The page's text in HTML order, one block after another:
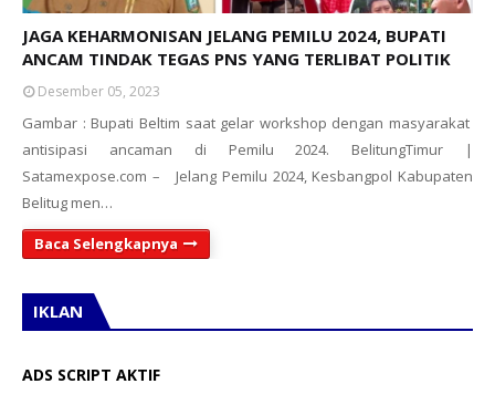
JAGA KEHARMONISAN JELANG PEMILU 2024, BUPATI
ANCAM TINDAK TEGAS PNS YANG TERLIBAT POLITIK
Desember 05, 2023
Gambar : Bupati Beltim saat gelar workshop dengan masyarakat
antisipasi ancaman di Pemilu 2024. BelitungTimur |
Satamexpose.com – Jelang Pemilu 2024, Kesbangpol Kabupaten
Belitug men…
Baca Selengkapnya
IKLAN
ADS SCRIPT AKTIF